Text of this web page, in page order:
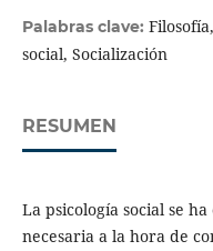
Palabras clave:
social, Socialización
RESUMEN
La psicología social se
necesaria a la hora de